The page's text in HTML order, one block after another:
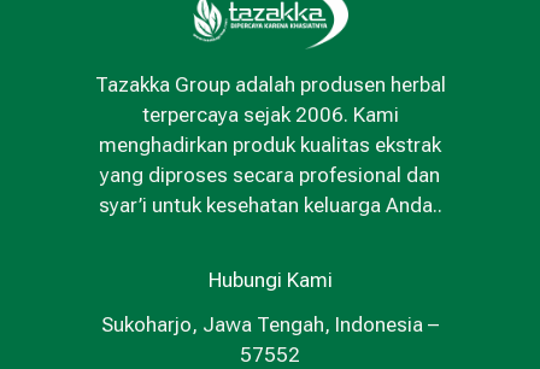
Tazakka Group adalah produsen herbal
terpercaya sejak 2006. Kami
menghadirkan produk kualitas ekstrak
yang diproses secara profesional dan
syar’i untuk kesehatan keluarga Anda..
Hubungi Kami
Sukoharjo, Jawa Tengah, Indonesia –
57552